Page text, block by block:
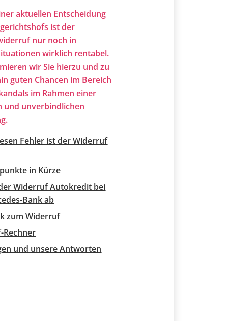
aktuellen Entscheidung
ist der
nur noch in
wirklich rentabel.
wir Sie hierzu und zu
guten Chancen im Bereich
im Rahmen einer
und unverbindlichen
Fehler ist der Widerruf
in Kürze
Widerruf Autokredit bei
Bank ab
zum Widerruf
und unsere Antworten